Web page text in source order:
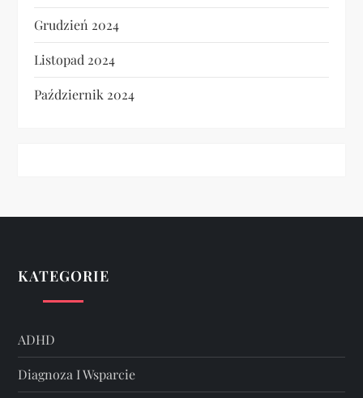
Grudzień 2024
Listopad 2024
Październik 2024
KATEGORIE
ADHD
Diagnoza I Wsparcie